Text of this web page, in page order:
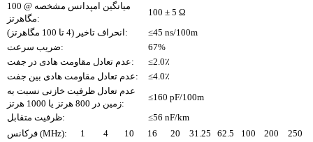
میانگین امپدانس مشخصه @ 100
مگاهرتز:
100 ± 5 Ω
انحراف تاخیر (4 تا 100 مگاهرتز):
≤45 ns/100m
ضریب سرعت:
67%
عدم تعادل مقاومت هادی در جفت:
≤2.0٪
عدم تعادل مقاومت هادی بین جفت:
≤4.0٪
عدم تعادل ظرفیت خازنی نسبت به
زمین در 800 هرتز یا 1000 هرتز:
≤160 pF/100m
ظرفیت متقابل:
≤56 nF/km
فرکانس (MHz):
1 4 10 16 20 31.25 62.5 100 200
250